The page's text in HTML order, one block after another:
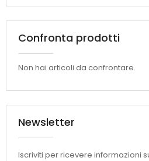
Confronta prodotti
Non hai articoli da confrontare.
Newsletter
Iscriviti per ricevere informazioni